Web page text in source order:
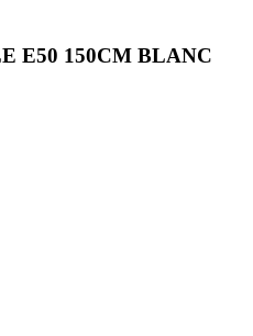
E50 150CM BLANC